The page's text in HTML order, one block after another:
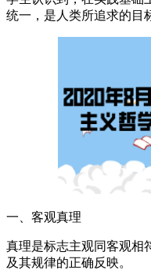
统一，是人类所追求的目
一、客观真理
真理是标志主观同客观相
及其规律的正确反映。